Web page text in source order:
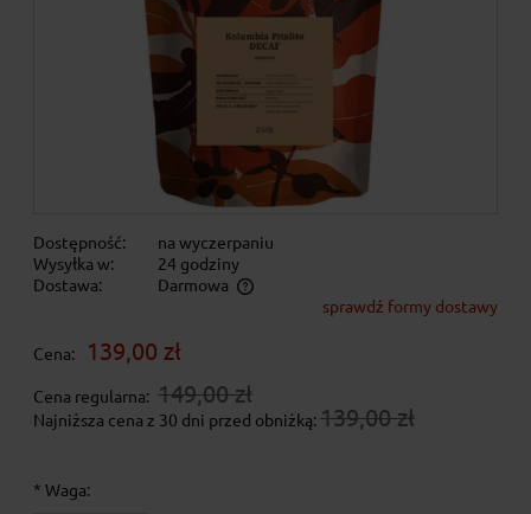
Dostępność:
na wyczerpaniu
Wysyłka w:
24 godziny
Dostawa:
Darmowa
Cena nie zawiera ewentualnych kosztów płatnościsprawdź formy dostawy
Cena: 139,00 zł
Cena regularna: 149,00 zł
Najniższa cena z 30 dni przed obniżką:139,00 zł
* Waga: